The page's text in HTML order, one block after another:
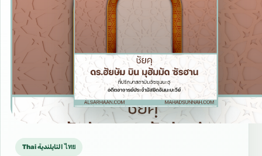
Thai التايلندية ไทย